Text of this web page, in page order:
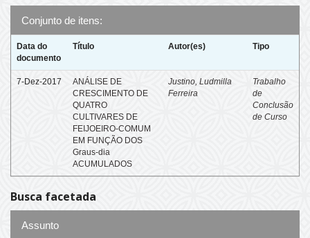
Conjunto de itens:
Data do
documento
Título Autor(es) Tipo
7-Dez-2017
ANÁLISE DE
CRESCIMENTO DE
QUATRO
CULTIVARES DE
FEIJOEIRO-COMUM
EM FUNÇÃO DOS
Graus-dia
ACUMULADOS
Justino, Ludmilla
Ferreira
Trabalho
de
Conclusão
de Curso
Busca facetada
Assunto